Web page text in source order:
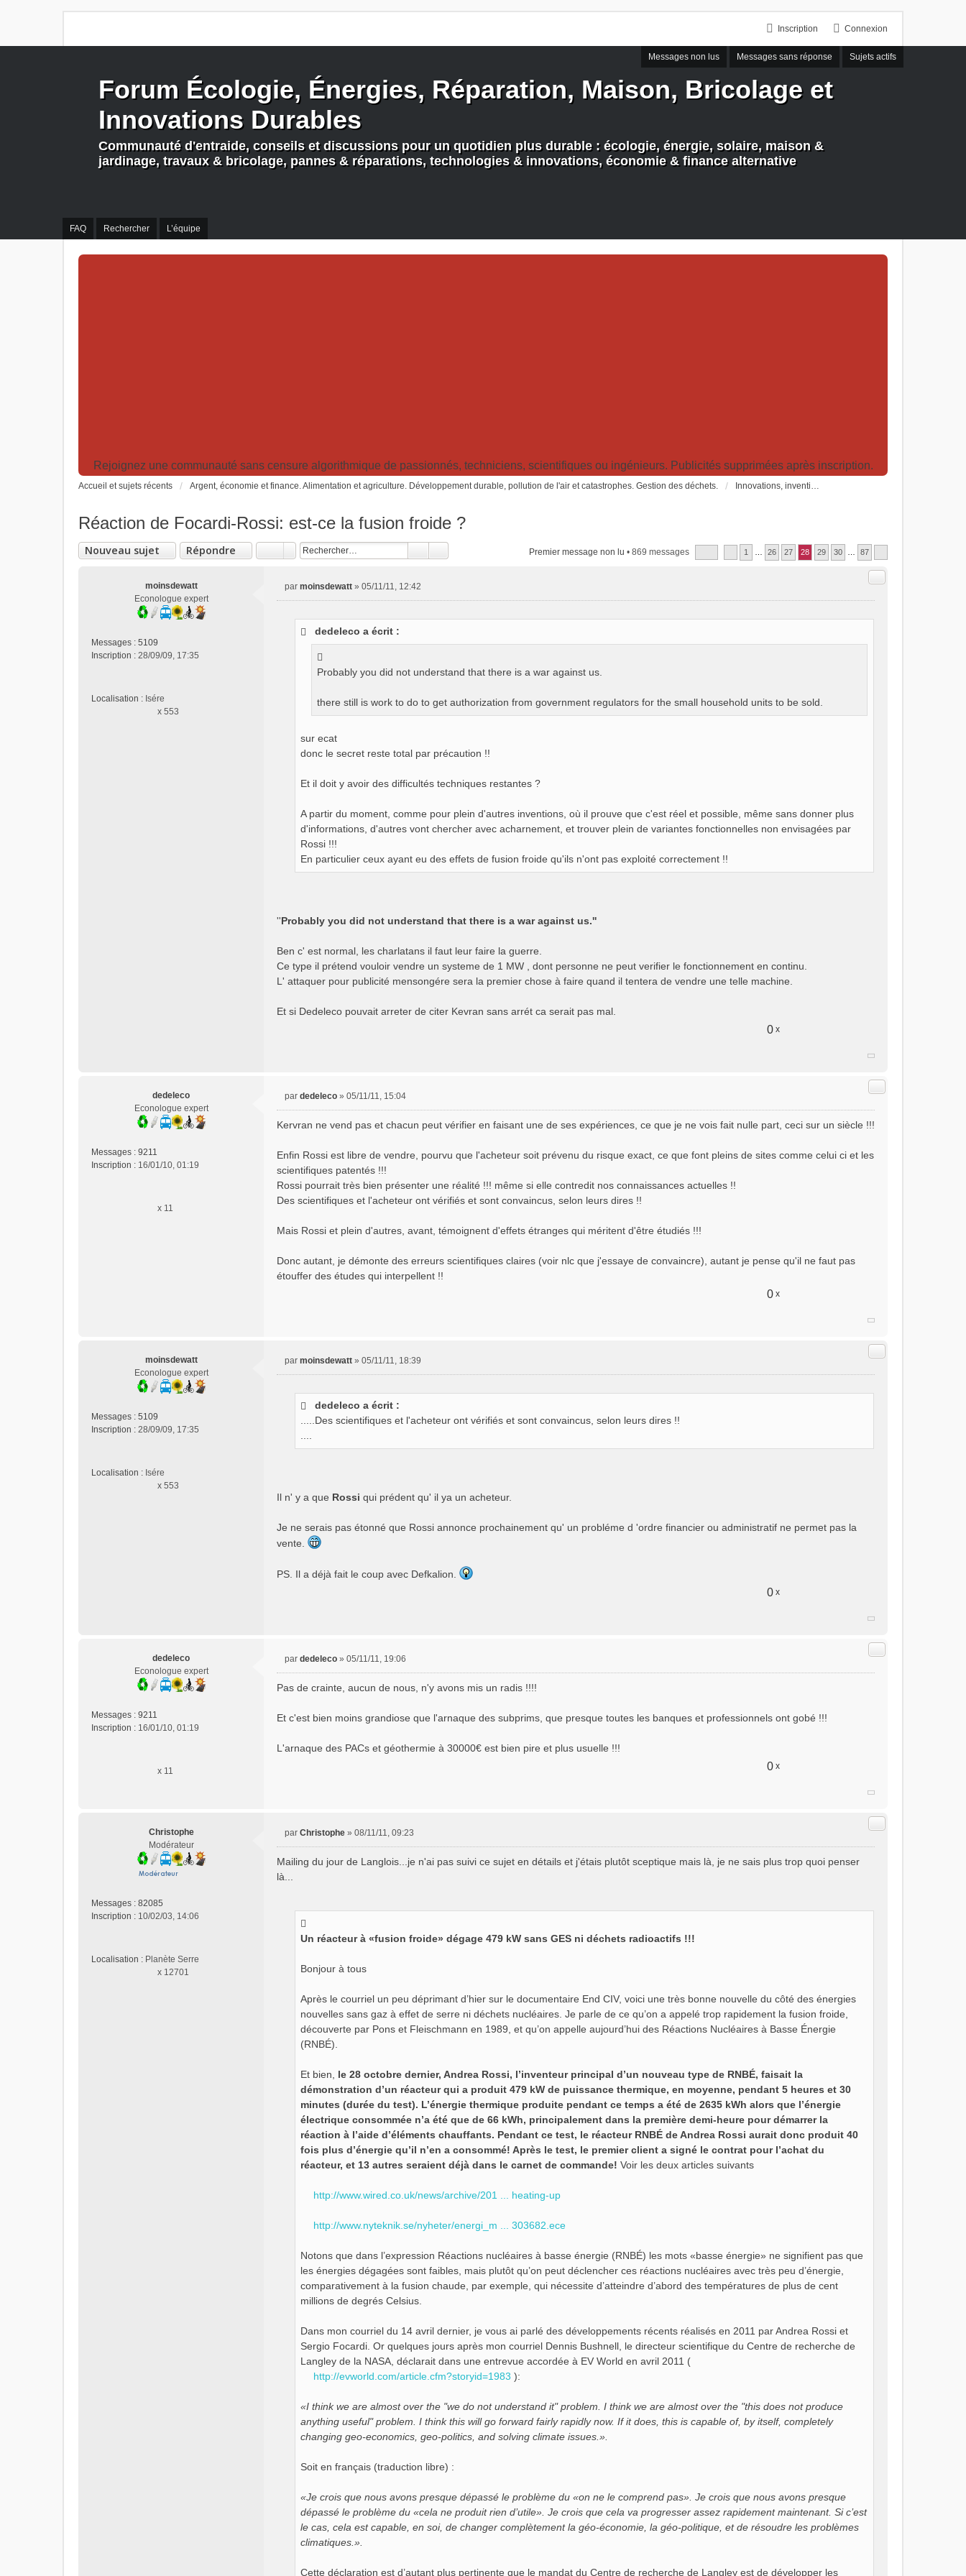
Connexion
Inscription
Messages non lus Messages sans réponse Sujets actifs
FAQ Rechercher L’équipe
Forum Écologie, Énergies, Réparation, Maison, Bricolage et
Innovations Durables
Communauté d'entraide, conseils et discussions pour un quotidien plus durable : écologie, énergie, solaire, maison &
jardinage, travaux & bricolage, pannes & réparations, technologies & innovations, économie & finance alternative
Rejoignez une communauté sans censure algorithmique de passionnés, techniciens, scientifiques ou ingénieurs. Publicités supprimées après inscription.
Accueil et sujets récents Argent, économie et finance. Alimentation et agriculture. Développement durable, pollution de l'air et catastrophes. Gestion des déchets. Innovations, inventions, brevets et idées pour le développement durable
Réaction de Focardi-Rossi: est-ce la fusion froide ?
Nouveau sujet Répondre Premier message non lu • 869 messages 1 26 27 28 29 30 87
moinsdewatt
Econologue expert
Messages : 5109
Inscription : 28/09/09, 17:35
Localisation : Isére
x 553
Citer
par moinsdewatt » 05/11/11, 12:42
dedeleco a écrit :
Probably you did not understand that there is a war against us.
there still is work to do to get authorization from government regulators for the small household units to be sold.
sur ecat
donc le secret reste total par précaution !!
Et il doit y avoir des difficultés techniques restantes ?
A partir du moment, comme pour plein d'autres inventions, où il prouve que c'est réel et possible, même sans donner plus
d'informations, d'autres vont chercher avec acharnement, et trouver plein de variantes fonctionnelles non envisagées par
Rossi !!!
En particulier ceux ayant eu des effets de fusion froide qu'ils n'ont pas exploité correctement !!
''Probably you did not understand that there is a war against us.''
Ben c' est normal, les charlatans il faut leur faire la guerre.
Ce type il prétend vouloir vendre un systeme de 1 MW , dont personne ne peut verifier le fonctionnement en continu.
L' attaquer pour publicité mensongére sera la premier chose à faire quand il tentera de vendre une telle machine.
Et si Dedeleco pouvait arreter de citer Kevran sans arrét ca serait pas mal.
0 x
dedeleco
Econologue expert
Messages : 9211
Inscription : 16/01/10, 01:19
x 11
Citer
s
a
g
e
l
par dedeleco » 05/11/11, 15:04
Kervran ne vend pas et chacun peut vérifier en faisant une de ses expériences, ce que je ne vois fait nulle part, ceci sur un siècle !!!
Enfin Rossi est libre de vendre, pourvu que l'acheteur soit prévenu du risque exact, ce que font pleins de sites comme celui ci et les
scientifiques patentés !!!
Rossi pourrait très bien présenter une réalité !!! même si elle contredit nos connaissances actuelles !!
Des scientifiques et l'acheteur ont vérifiés et sont convaincus, selon leurs dires !!
Mais Rossi et plein d'autres, avant, témoignent d'effets étranges qui méritent d'être étudiés !!!
Donc autant, je démonte des erreurs scientifiques claires (voir nlc que j'essaye de convaincre), autant je pense qu'il ne faut pas
étouffer des études qui interpellent !!
0 x
moinsdewatt
Econologue expert
Messages : 5109
Inscription : 28/09/09, 17:35
Localisation : Isére
x 553
Citer
l
par moinsdewatt » 05/11/11, 18:39
dedeleco a écrit :
.....Des scientifiques et l'acheteur ont vérifiés et sont convaincus, selon leurs dires !!
Il n' y a que Rossi qui prédent qu' il ya un acheteur.
Je ne serais pas étonné que Rossi annonce prochainement qu' un probléme d 'ordre financier ou administratif ne permet pas la
vente.
PS. Il a déjà fait le coup avec Defkalion.
0 x
dedeleco
Econologue expert
Messages : 9211
Inscription : 16/01/10, 01:19
x 11
Citer
s
a
e
par dedeleco » 05/11/11, 19:06
Pas de crainte, aucun de nous, n'y avons mis un radis !!!!
Et c'est bien moins grandiose que l'arnaque des subprims, que presque toutes les banques et professionnels ont gobé !!!
L'arnaque des PACs et géothermie à 30000€ est bien pire et plus usuelle !!!
0 x
Christophe
Modérateur
Messages : 82085
Inscription : 10/02/03, 14:06
Localisation : Planète Serre
x 12701
Citer
s
s
par Christophe » 08/11/11, 09:23
Mailing du jour de Langlois...je n'ai pas suivi ce sujet en détails et j'étais plutôt sceptique mais là, je ne sais plus trop quoi penser
là...
Bonjour à tous
Après le courriel un peu déprimant d’hier sur le documentaire End CIV, voici une très bonne nouvelle du côté des énergies
nouvelles sans gaz à effet de serre ni déchets nucléaires. Je parle de ce qu’on a appelé trop rapidement la fusion froide,
découverte par Pons et Fleischmann en 1989, et qu’on appelle aujourd’hui des Réactions Nucléaires à Basse Énergie
(RNBÉ).
Et bien, le 28 octobre dernier, Andrea Rossi, l’inventeur principal d’un nouveau type de RNBÉ, faisait la
démonstration d’un réacteur qui a produit 479 kW de puissance thermique, en moyenne, pendant 5 heures et 30
minutes (durée du test). L’énergie thermique produite pendant ce temps a été de 2635 kWh alors que l’énergie
électrique consommée n’a été que de 66 kWh, principalement dans la première demi-heure pour démarrer la
réaction à l’aide d’éléments chauffants. Pendant ce test, le réacteur RNBÉ de Andrea Rossi aurait donc produit 40
fois plus d’énergie qu’il n’en a consommé! Après le test, le premier client a signé le contrat pour l’achat du
réacteur, et 13 autres seraient déjà dans le carnet de commande! Voir les deux articles suivants
http://www.wired.co.uk/news/archive/201 ... heating-up
http://www.nyteknik.se/nyheter/energi_m ... 303682.ece
Notons que dans l’expression Réactions nucléaires à basse énergie (RNBÉ) les mots «basse énergie» ne signifient pas que
les énergies dégagées sont faibles, mais plutôt qu’on peut déclencher ces réactions nucléaires avec très peu d’énergie,
comparativement à la fusion chaude, par exemple, qui nécessite d’atteindre d’abord des températures de plus de cent
millions de degrés Celsius.
Dans mon courriel du 14 avril dernier, je vous ai parlé des développements récents réalisés en 2011 par Andrea Rossi et
Sergio Focardi. Or quelques jours après mon courriel Dennis Bushnell, le directeur scientifique du Centre de recherche de
Langley de la NASA, déclarait dans une entrevue accordée à EV World en avril 2011 (
http://evworld.com/article.cfm?storyid=1983 ):
«I think we are almost over the "we do not understand it" problem. I think we are almost over the "this does not produce
anything useful" problem. I think this will go forward fairly rapidly now. If it does, this is capable of, by itself, completely
changing geo-economics, geo-politics, and solving climate issues.».
Soit en français (traduction libre) :
«Je crois que nous avons presque dépassé le problème du «on ne le comprend pas». Je crois que nous avons presque
dépassé le problème du «cela ne produit rien d’utile». Je crois que cela va progresser assez rapidement maintenant. Si c’est
le cas, cela est capable, en soi, de changer complètement la géo-économie, la géo-politique, et de résoudre les problèmes
climatiques.».
Cette déclaration est d’autant plus pertinente que le mandat du Centre de recherche de Langley est de développer les